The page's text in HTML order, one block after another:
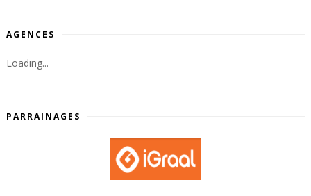
AGENCES
Loading...
PARRAINAGES